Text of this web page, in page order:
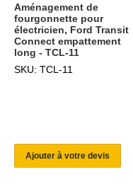
Aménagement de
fourgonnette pour
électricien, Ford Transit
Connect empattement
long - TCL-11
SKU: TCL-11
Ajouter à votre devis